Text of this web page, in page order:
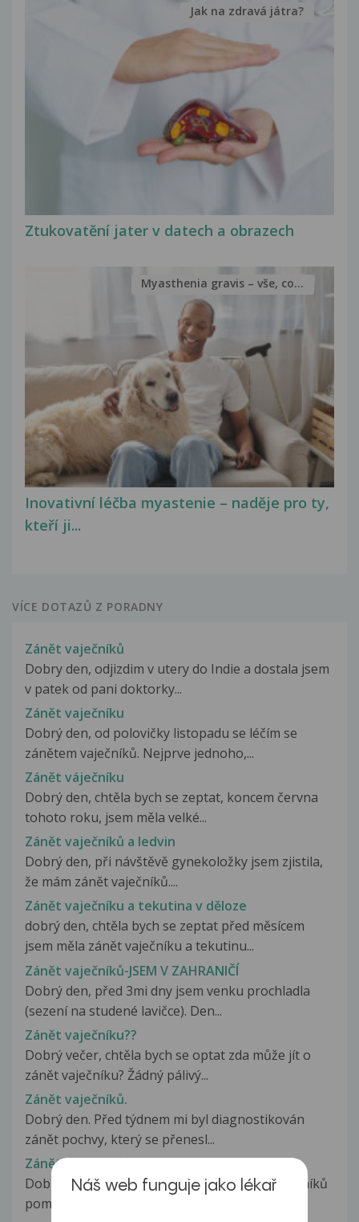
Ztukovatění jater v datech a obrazech
Jak na zdravá játra?
Inovativní léčba myastenie – naděje pro ty,
kteří ji...
Myasthenia gravis – vše, co...
VÍCE DOTAZŮ Z PORADNY
Zánět vaječníků
Dobry den, odjizdim v utery do Indie a dostala jsem
v patek od pani doktorky...
Zánět vaječníku
Dobrý den, od polovičky listopadu se léčím se
zánětem vaječníků. Nejprve jednoho,...
Zánět váječníku
Dobrý den, chtěla bych se zeptat, koncem června
tohoto roku, jsem měla velké...
Zánět vaječníků a ledvin
Dobrý den, při návštěvě gynekoložky jsem zjistila,
že mám zánět vaječníků....
Zánět vaječníku a tekutina v děloze
dobrý den, chtěla bych se zeptat před měsícem
jsem měla zánět vaječníku a tekutinu...
Zánět vaječníků-JSEM V ZAHRANIČÍ
Dobrý den, před 3mi dny jsem venku prochladla
(sezení na studené lavičce). Den...
Zánět vaječníku??
Dobrý večer, chtěla bych se optat zda může jít o
zánět vaječníku? Žádný pálivý...
Zánět vaječníků.
Dobrý den. Před týdnem mi byl diagnostikován
zánět pochvy, který se přenesl...
Zánět vaječníků.
Dobrý den, již týden se léčím se zánětem vaječníků
pomocí Dalacinu C a Entizolu....
Náš web funguje jako lékař